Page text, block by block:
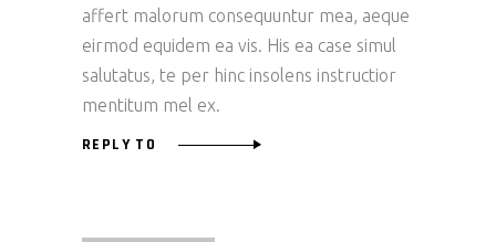
affert malorum consequuntur mea, aeque
eirmod equidem ea vis. His ea case simul
salutatus, te per hinc insolens instructior
mentitum mel ex.
REPLY TO